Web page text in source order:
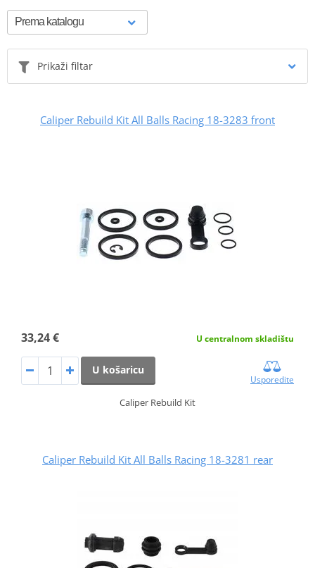
Prikaži filtar
Caliper Rebuild Kit All Balls Racing 18-3283 front
33,24 € U centralnom skladištu
U košaricu
Usporedite
Caliper Rebuild Kit
Caliper Rebuild Kit All Balls Racing 18-3281 rear